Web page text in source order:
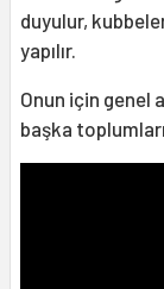
duyulur,
yapılır.
Onun için genel
başka